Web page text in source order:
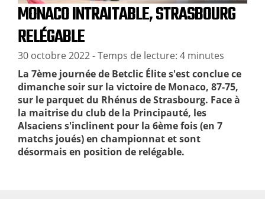
MONACO INTRAITABLE, STRASBOURG
RELÉGABLE
30 octobre 2022- Temps de lecture: 4 minutes
La 7ème journée de Betclic Élite s'est conclue ce
dimanche soir sur la victoire de Monaco, 87-75,
sur le parquet du Rhénus de Strasbourg. Face à
la maitrise du club de la Principauté, les
Alsaciens s'inclinent pour la 6ème fois (en 7
matchs joués) en championnat et sont
désormais en position de relégable.